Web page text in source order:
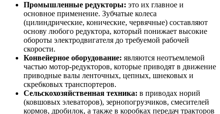
Промышленные редукторы: это их главное и
основное применение. Зубчатые колеса
(цилиндрические, конические, червячные) составляют
основу любого редуктора, который понижает высокие
обороты электродвигателя до требуемой рабочей
скорости.
Конвейерное оборудование: являются неотъемлемой
частью мотор-редукторов, которые приводят в движение
приводные валы ленточных, цепных, шнековых и
скребковых транспортеров.
Сельскохозяйственная техника: в приводах норий
(ковшовых элеваторов), зернопогрузчиков, смесителей
кормов, дробилок, а также в коробках передач тракторов